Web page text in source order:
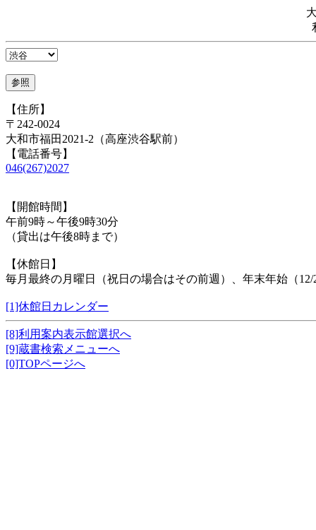
【住所】
〒242-0024
大和市福田2021-2（高座渋谷駅前）
【電話番号】
046(267)2027
【開館時間】
午前9時～午後9時30分
（貸出は午後8時まで）
【休館日】
毎月最終の月曜日（祝日の場合はその前週）、年末年始（12/
[1]休館日カレンダー
[8]利用案内表示館選択へ
[9]蔵書検索メニューへ
[0]TOPページへ